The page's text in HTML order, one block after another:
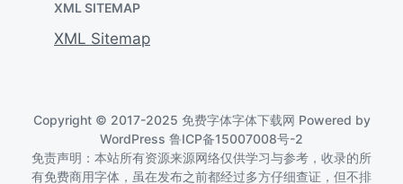
XML SITEMAP
XML Sitemap
Copyright © 2017-2025 免费字体字体下载网 Powered by
WordPress 鲁ICP备15007008号-2
免责声明：本站所有资源来源网络仅供学习与参考，收录的所
有免费商用字体，虽在发布之前都经过多方仔细查证，但不排